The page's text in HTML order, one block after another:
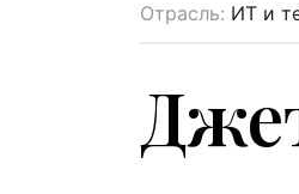
Отрасль: ИТ и